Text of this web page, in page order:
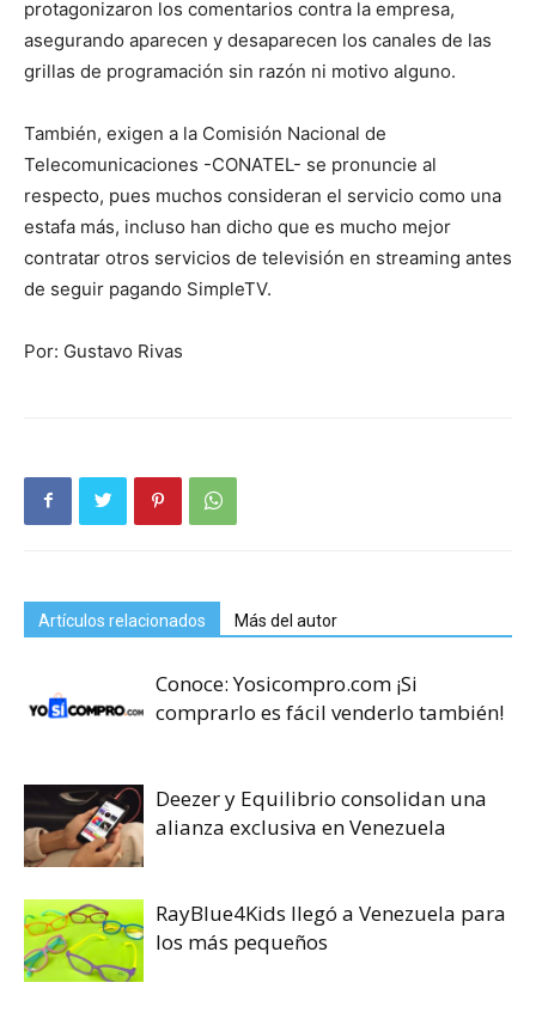
protagonizaron los comentarios contra la empresa,
asegurando aparecen y desaparecen los canales de las
grillas de programación sin razón ni motivo alguno.
También, exigen a la Comisión Nacional de
Telecomunicaciones -CONATEL- se pronuncie al
respecto, pues muchos consideran el servicio como una
estafa más, incluso han dicho que es mucho mejor
contratar otros servicios de televisión en streaming antes
de seguir pagando SimpleTV.
Por: Gustavo Rivas
Artículos relacionados Más del autor
Conoce: Yosicompro.com ¡Si
comprarlo es fácil venderlo también!
Deezer y Equilibrio consolidan una
alianza exclusiva en Venezuela
RayBlue4Kids llegó a Venezuela para
los más pequeños